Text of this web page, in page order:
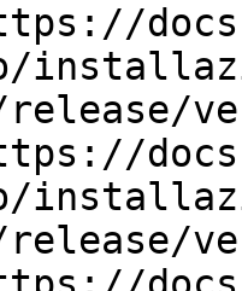
release/
release/